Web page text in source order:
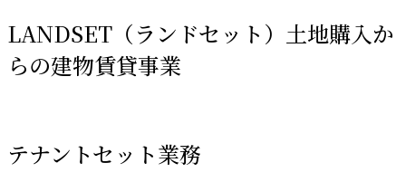
LANDSET（ランドセット）土地購入か
らの建物賃貸事業
テナントセット業務